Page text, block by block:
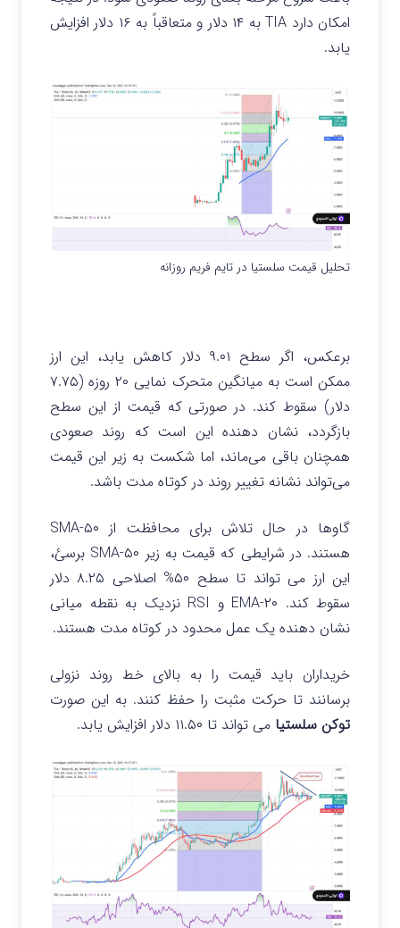
امکان دارد TIA به ۱۴ دلار و متعاقباً به ۱۶ دلار افزایش
یابد.
تحلیل قیمت سلستیا در تایم فریم روزانه
برعکس، اگر سطح ۹.۰۱ دلار کاهش یابد، این ارز
ممکن است به میانگین متحرک نمایی ۲۰ روزه (۷.۷۵
دلار) سقوط کند. در صورتی که قیمت از این سطح
بازگردد، نشان دهنده این است که روند صعودی
همچنان باقی می‌ماند، اما شکست به زیر این قیمت
می‌تواند نشانه تغییر روند در کوتاه‌ مدت باشد.
گاوها در حال تلاش برای محافظت از ۵۰-SMA
هستند. در شرایطی که قیمت به زیر ۵۰-SMA برسئ،
این ارز می تواند تا سطح ۵۰% اصلاحی ۸.۲۵ دلار
سقوط کند. ۲۰-EMA و RSI نزدیک به نقطه میانی
نشان دهنده یک عمل محدود در کوتاه مدت هستند.
خریداران باید قیمت را به بالای خط روند نزولی
برسانند تا حرکت مثبت را حفظ کنند. به این صورت
توکن سلستیا می تواند تا ۱۱.۵۰ دلار افزایش یابد.